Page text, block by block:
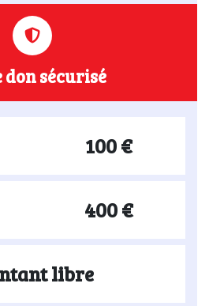
don sécurisé
100 €
400 €
libre